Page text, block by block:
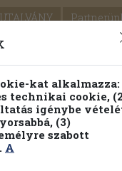
SEGÍTSÉG
Témaköri fa
kat alkalmazza:
technikai cookie,
igénybe
(3)
szabott
A